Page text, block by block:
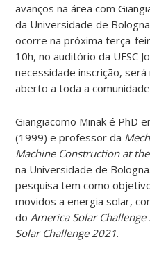
avanços na área com
da Universidade de
ocorre na próxima terça-
10h, no auditório da UFSC
necessidade inscrição,será
aberto a toda a
Giangiacomo Minak é PhD
(1999) e professor da
Machine Construction at
na Universidade de
pesquisa tem como
movidos a energia solar,
do America Solar
Solar Challenge 2021.